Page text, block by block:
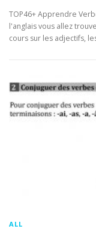
TOP46+ Apprendre
l'anglais vous allez
cours sur les adjectifs,
ALL